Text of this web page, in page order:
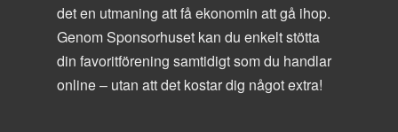
det en utmaning att få ekonomin att gå ihop.
Genom Sponsorhuset kan du enkelt stötta
din favoritförening samtidigt som du handlar
online – utan att det kostar dig något extra!